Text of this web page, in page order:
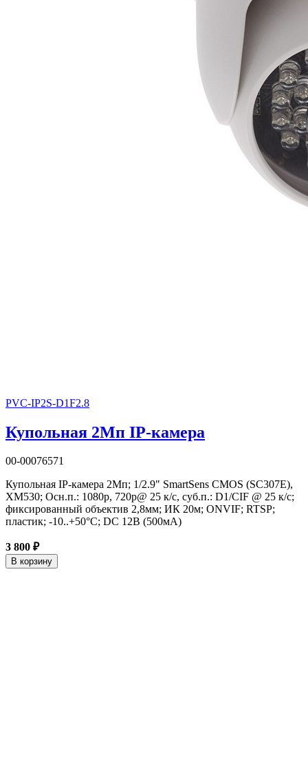
PVC-IP2S-D1F2.8
Купольная 2Мп IP-камера
00-00076571
Купольная IP-камера 2Мп; 1/2.9" SmartSens CMOS (SC307E),
XM530; Осн.п.: 1080p, 720p@ 25 к/с, суб.п.: D1/CIF @ 25 к/с;
фиксированный объектив 2,8мм; ИК 20м; ONVIF; RTSP;
пластик; -10..+50°C; DC 12В (500мА)
3 800 ₽
В корзину